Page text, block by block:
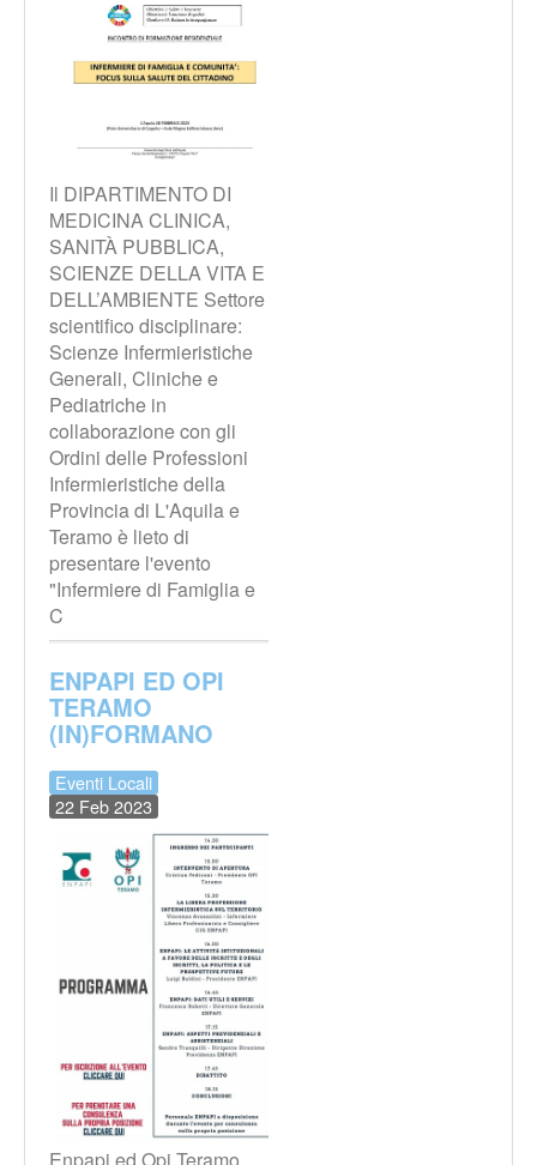
Il DIPARTIMENTO DI
MEDICINA CLINICA,
SANITÀ PUBBLICA,
SCIENZE DELLA VITA E
DELL’AMBIENTE Settore
scientifico disciplinare:
Scienze Infermieristiche
Generali, Cliniche e
Pediatriche in
collaborazione con gli
Ordini delle Professioni
Infermieristiche della
Provincia di L'Aquila e
Teramo è lieto di
presentare l'evento
"Infermiere di Famiglia e
C
ENPAPI ED OPI
TERAMO
(IN)FORMANO
Eventi Locali
22 Feb 2023
Enpapi ed Opi Teramo